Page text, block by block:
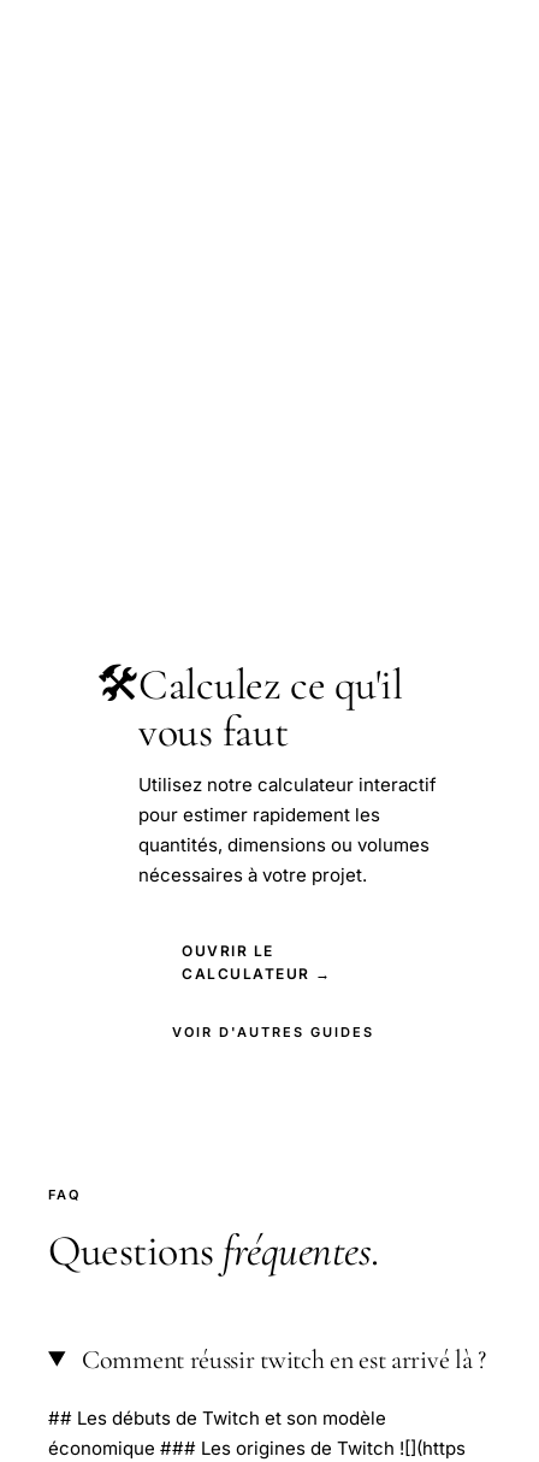
🛠️Calculez ce qu'il
vous faut
Utilisez notre calculateur interactif
pour estimer rapidement les
quantités, dimensions ou volumes
nécessaires à votre projet.
OUVRIR LE
CALCULATEUR →
VOIR D'AUTRES GUIDES
FAQ
Questions fréquentes.
Comment réussir twitch en est arrivé là ?
## Les débuts de Twitch et son modèle
économique ### Les origines de Twitch ![](https